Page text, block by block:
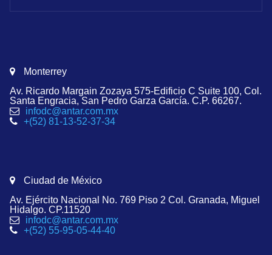
Monterrey
Av. Ricardo Margain Zozaya 575-Edificio C Suite 100, Col.
Santa Engracia, San Pedro Garza García. C.P. 66267.
infodc@antar.com.mx
+(52) 81-13-52-37-34
Ciudad de México
Av. Ejército Nacional No. 769 Piso 2 Col. Granada, Miguel
Hidalgo. CP.11520
infodc@antar.com.mx
+(52) 55-95-05-44-40